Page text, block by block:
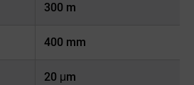
300 m
400 mm
20 μm